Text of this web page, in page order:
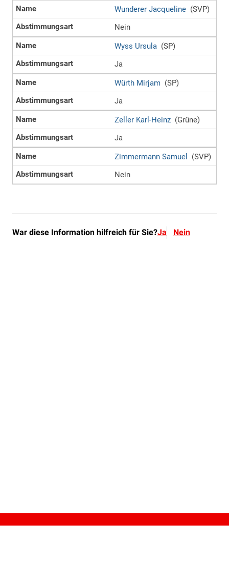
War diese Information hilfreich für Sie?Ja Nein